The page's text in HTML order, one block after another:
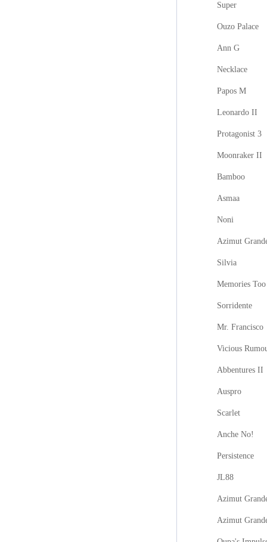
Super
Ouzo Palace
Ann G
Necklace
Papos M
Leonardo II
Protagonist 3
Moonraker II
Bamboo
Asmaa
Noni
Azimut
Silvia
Memories Too
Sorridente
Mr. Francisco
Vicious
Abbentures II
Auspro
Scarlet
Anche No!
Persistence
JL88
Azimut
Azimut